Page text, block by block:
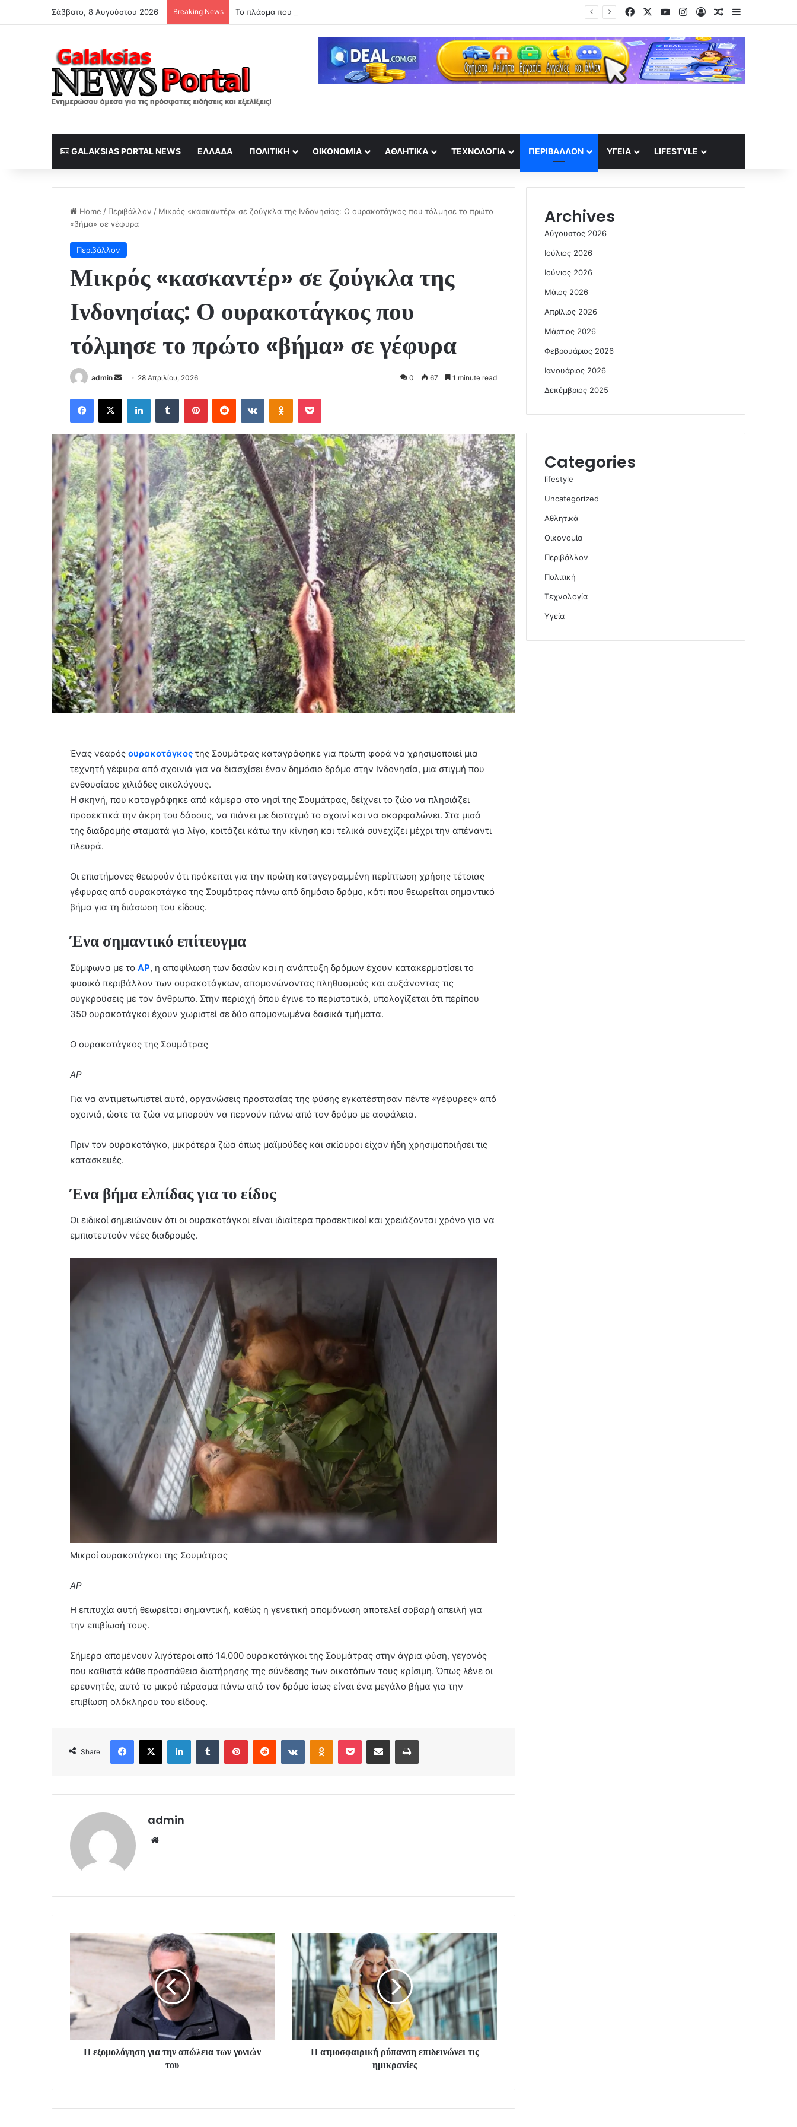
Σάββατο, 8 Αυγούστου 2026 Breaking News FacebookYouTubeInstagram
Log InRandom Article
Sidebar
GALAKSIAS PORTAL NEWS ΕΛΛΆΔΑ ΠΟΛΙΤΙΚΉ ΟΙΚΟΝΟΜΊΑ ΑΘΛΗΤΙΚΆ ΤΕΧΝΟΛΟΓΊΑ ΠΕΡΙΒΆΛΛΟΝ ΥΓΕΊΑ LIFESTYLE
Home / Περιβάλλον / Μικρός «κασκαντέρ» σε ζούγκλα της Ινδονησίας: Ο ουρακοτάγκος που τόλμησε το πρώτο
«βήμα» σε γέφυρα
Περιβάλλον
Μικρός «κασκαντέρ» σε ζούγκλα της
Ινδονησίας: Ο ουρακοτάγκος που
τόλμησε το πρώτο «βήμα» σε γέφυρα
admin
Send
email
28 Απριλίου, 2026 0 67 1 minute read
Facebook
X LinkedInTumblr PinterestReddit VKontakteOdnoklassniki
Pocket
Ένας νεαρός ουρακοτάγκος της Σουμάτρας καταγράφηκε για πρώτη φορά να χρησιμοποιεί μια
τεχνητή γέφυρα από σχοινιά για να διασχίσει έναν δημόσιο δρόμο στην Ινδονησία, μια στιγμή που
ενθουσίασε χιλιάδες οικολόγους.
Η σκηνή, που καταγράφηκε από κάμερα στο νησί της Σουμάτρας, δείχνει το ζώο να πλησιάζει
προσεκτικά την άκρη του δάσους, να πιάνει με δισταγμό το σχοινί και να σκαρφαλώνει. Στα μισά
της διαδρομής σταματά για λίγο, κοιτάζει κάτω την κίνηση και τελικά συνεχίζει μέχρι την απέναντι
πλευρά.
Οι επιστήμονες θεωρούν ότι πρόκειται για την πρώτη καταγεγραμμένη περίπτωση χρήσης τέτοιας
γέφυρας από ουρακοτάγκο της Σουμάτρας πάνω από δημόσιο δρόμο, κάτι που θεωρείται σημαντικό
βήμα για τη διάσωση του είδους.
Ένα σημαντικό επίτευγμα
Σύμφωνα με το AP, η αποψίλωση των δασών και η ανάπτυξη δρόμων έχουν κατακερματίσει το
φυσικό περιβάλλον των ουρακοτάγκων, απομονώνοντας πληθυσμούς και αυξάνοντας τις
συγκρούσεις με τον άνθρωπο. Στην περιοχή όπου έγινε το περιστατικό, υπολογίζεται ότι περίπου
350 ουρακοτάγκοι έχουν χωριστεί σε δύο απομονωμένα δασικά τμήματα.
O oυρακοτάγκος της Σουμάτρας
AP
Για να αντιμετωπιστεί αυτό, οργανώσεις προστασίας της φύσης εγκατέστησαν πέντε «γέφυρες» από
σχοινιά, ώστε τα ζώα να μπορούν να περνούν πάνω από τον δρόμο με ασφάλεια.
Πριν τον ουρακοτάγκο, μικρότερα ζώα όπως μαϊμούδες και σκίουροι είχαν ήδη χρησιμοποιήσει τις
κατασκευές.
Ένα βήμα ελπίδας για το είδος
Οι ειδικοί σημειώνουν ότι οι ουρακοτάγκοι είναι ιδιαίτερα προσεκτικοί και χρειάζονται χρόνο για να
εμπιστευτούν νέες διαδρομές.
Μικροί oυρακοτάγκοι της Σουμάτρας
AP
Η επιτυχία αυτή θεωρείται σημαντική, καθώς η γενετική απομόνωση αποτελεί σοβαρή απειλή για
την επιβίωσή τους.
Σήμερα απομένουν λιγότεροι από 14.000 ουρακοτάγκοι της Σουμάτρας στην άγρια φύση, γεγονός
που καθιστά κάθε προσπάθεια διατήρησης της σύνδεσης των οικοτόπων τους κρίσιμη. Όπως λένε οι
ερευνητές, αυτό το μικρό πέρασμα πάνω από τον δρόμο ίσως είναι ένα μεγάλο βήμα για την
επιβίωση ολόκληρου του είδους.
Share
Facebook
X LinkedInTumblr PinterestReddit VKontakteOdnoklassniki
Pocket Share via Email Print
admin
Η εξομολόγηση για την απώλεια των γονιών
του
Η ατμοσφαιρική ρύπανση επιδεινώνει τις
ημικρανίες
Archives
Αύγουστος 2026
Ιούλιος 2026
Ιούνιος 2026
Μάιος 2026
Απρίλιος 2026
Μάρτιος 2026
Φεβρουάριος 2026
Ιανουάριος 2026
Δεκέμβριος 2025
Categories
lifestyle
Uncategorized
Αθλητικά
Οικονομία
Περιβάλλον
Πολιτική
Τεχνολογία
Υγεία